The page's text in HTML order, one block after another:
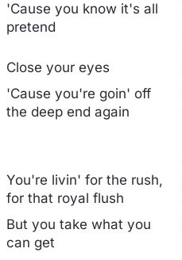
'Cause you know it's all
pretend
Close your eyes
'Cause you're goin' off
the deep end again
You're livin' for the rush,
for that royal flush
But you take what you
can get